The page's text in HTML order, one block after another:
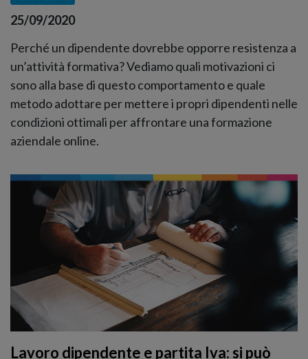
25/09/2020
Perché un dipendente dovrebbe opporre resistenza a
un’attività formativa? Vediamo quali motivazioni ci
sono alla base di questo comportamento e quale
metodo adottare per mettere i propri dipendenti nelle
condizioni ottimali per affrontare una formazione
aziendale online.
Lavoro dipendente e partita Iva: si può